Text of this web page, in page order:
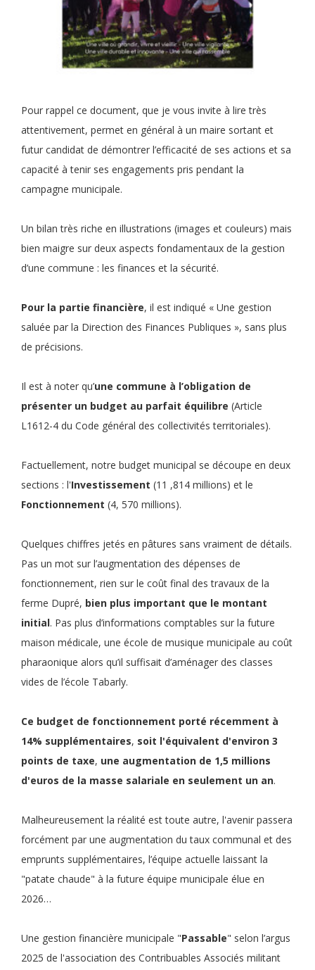
Pour rappel ce document, que je vous invite à lire très
attentivement, permet en général à un maire sortant et
futur candidat de démontrer l’efficacité de ses actions et sa
capacité à tenir ses engagements pris pendant la
campagne municipale.
Un bilan très riche en illustrations (images et couleurs) mais
bien maigre sur deux aspects fondamentaux de la gestion
d’une commune : les finances et la sécurité.
Pour la partie financière, il est indiqué « Une gestion
saluée par la Direction des Finances Publiques », sans plus
de précisions.
Il est à noter qu’une commune à l’obligation de
présenter un budget au parfait équilibre (Article
L1612-4 du Code général des collectivités territoriales).
Factuellement, notre budget municipal se découpe en deux
sections : l'Investissement (11 ,814 millions) et le
Fonctionnement (4, 570 millions).
Quelques chiffres jetés en pâtures sans vraiment de détails.
Pas un mot sur l’augmentation des dépenses de
fonctionnement, rien sur le coût final des travaux de la
ferme Dupré, bien plus important que le montant
initial. Pas plus d’informations comptables sur la future
maison médicale, une école de musique municipale au coût
pharaonique alors qu’il suffisait d’aménager des classes
vides de l’école Tabarly.
Ce budget de fonctionnement porté récemment à
14% supplémentaires, soit l'équivalent d'environ 3
points de taxe, une augmentation de 1,5 millions
d'euros de la masse salariale en seulement un an.
Malheureusement la réalité est toute autre, l'avenir passera
forcément par une augmentation du taux communal et des
emprunts supplémentaires, l’équipe actuelle laissant la
"patate chaude" à la future équipe municipale élue en
2026…
Une gestion financière municipale "Passable" selon l’argus
2025 de l'association des Contribuables Associés militant